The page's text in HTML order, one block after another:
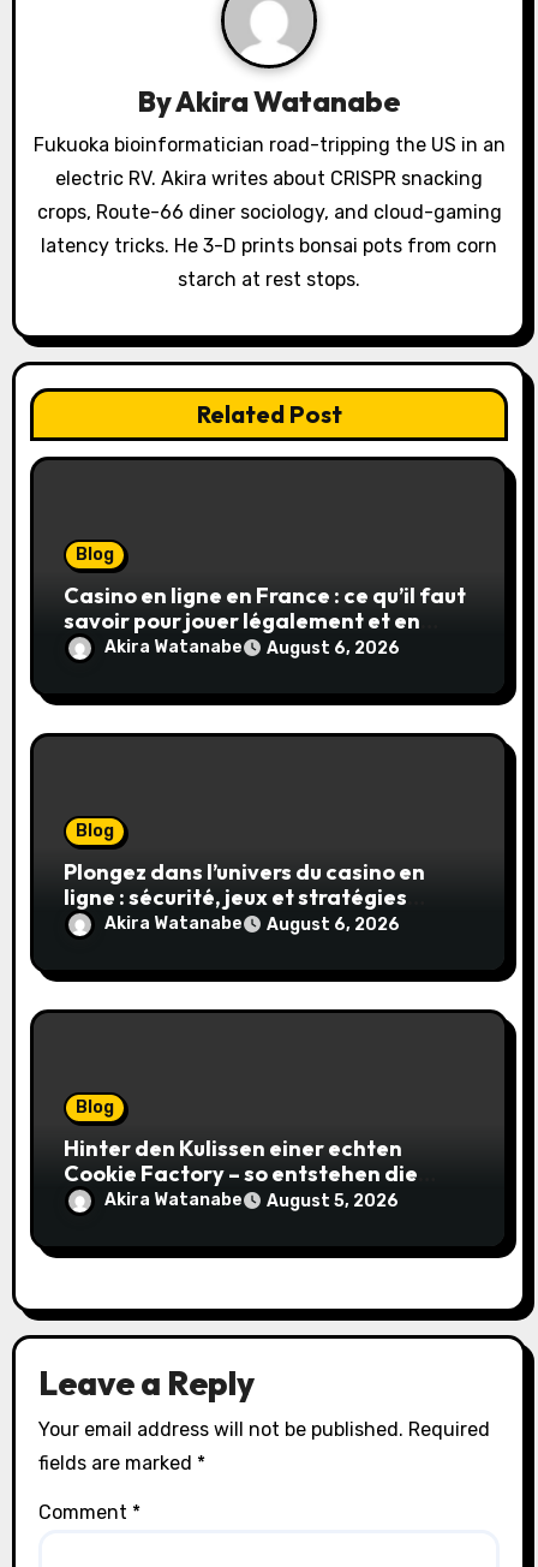
o
n
ByAkira Watanabe
Fukuoka bioinformatician road-tripping the US in an
electric RV. Akira writes about CRISPR snacking
crops, Route-66 diner sociology, and cloud-gaming
latency tricks. He 3-D prints bonsai pots from corn
starch at rest stops.
Related Post
Blog
Casino en ligne en France : ce qu’il faut
savoir pour jouer légalement et en
toute sécurité
Akira Watanabe August 6, 2026
Blog
Plongez dans l’univers du casino en
ligne : sécurité, jeux et stratégies
gagnantes
Akira Watanabe August 6, 2026
Blog
Hinter den Kulissen einer echten
Cookie Factory – so entstehen die
saftigsten Keks-Innovationen
Akira Watanabe August 5, 2026
Leave a Reply
Your email address will not be published. Required
fields are marked *
Comment *